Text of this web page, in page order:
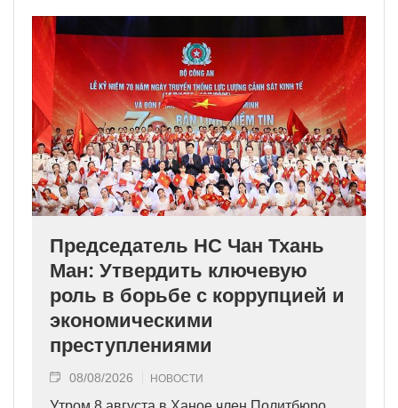
Председатель НС Чан Тхань
Ман: Утвердить ключевую
роль в борьбе с коррупцией и
экономическими
преступлениями
08/08/2026 НОВОСТИ